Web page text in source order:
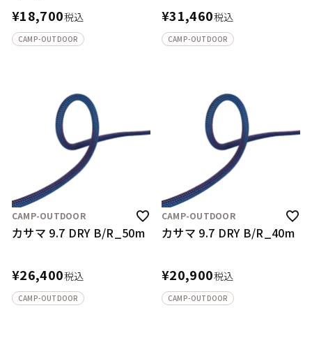
¥18,700税込
CAMP-OUTDOOR
¥31,460税込
CAMP-OUTDOOR
CAMP-OUTDOOR
カサマ 9.7 DRY B/R_50m
¥26,400税込
CAMP-OUTDOOR
CAMP-OUTDOOR
カサマ 9.7 DRY B/R_40m
¥20,900税込
CAMP-OUTDOOR